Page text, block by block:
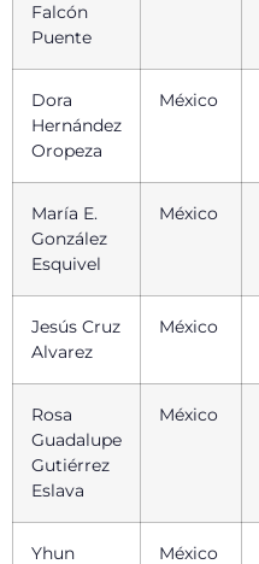
Falcón
Puente
Dora
Hernández
Oropeza
México
María E.
González
Esquivel
México
Jesús Cruz
Alvarez
México
Rosa
Guadalupe
Gutiérrez
Eslava
México
Yhun México